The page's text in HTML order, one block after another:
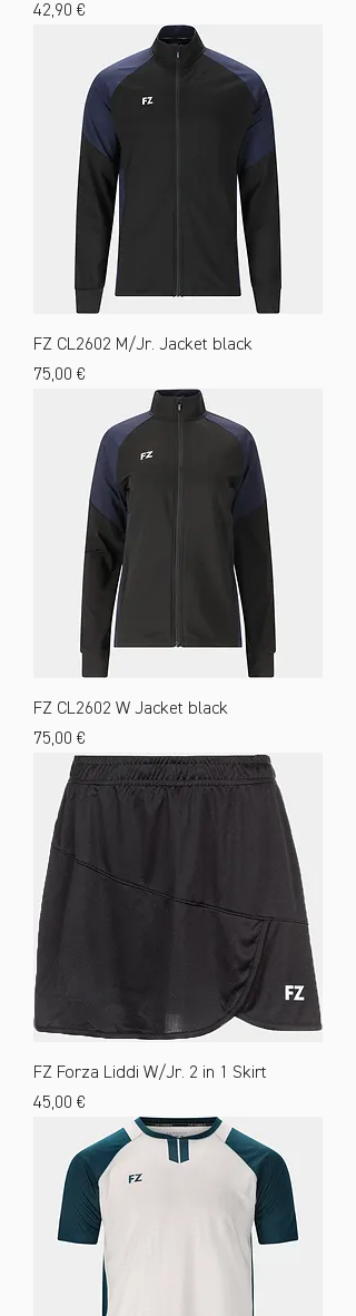
Preis
42,90 €
FZ CL2602 M/Jr. Jacket black
Preis
75,00 €
FZ CL2602 W Jacket black
Preis
75,00 €
FZ Forza Liddi W/Jr. 2 in 1 Skirt
Preis
45,00 €